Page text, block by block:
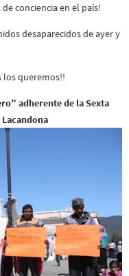
conciencia en el país!
desaparecidos de ayer y
los queremos!!
adherente de la Sexta